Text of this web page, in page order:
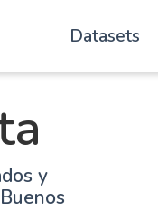
Datasets
y